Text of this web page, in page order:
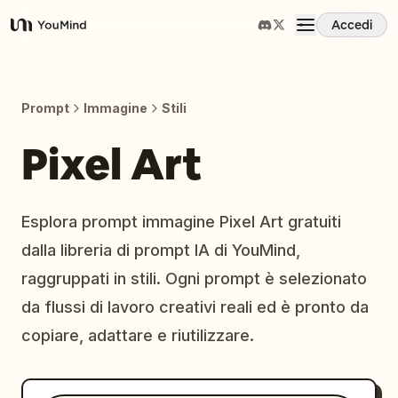
YouMind
Accedi
Prompt
Prezzi
Prompt Immagine Stili
Pixel Art
Esplora prompt immagine Pixel Art gratuiti
dalla libreria di prompt IA di YouMind,
raggruppati in stili. Ogni prompt è selezionato
da flussi di lavoro creativi reali ed è pronto da
copiare, adattare e riutilizzare.